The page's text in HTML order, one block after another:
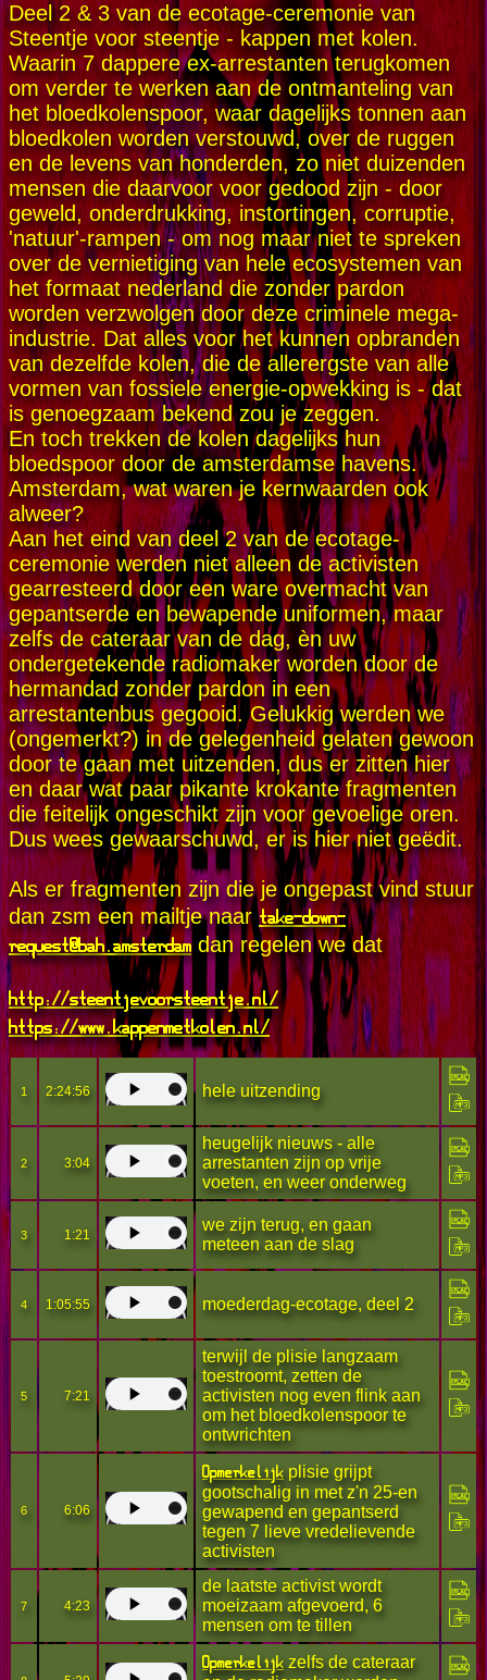
Deel 2 & 3 van de ecotage-ceremonie van
Steentje voor steentje - kappen met kolen.
Waarin 7 dappere ex-arrestanten terugkomen
om verder te werken aan de ontmanteling van
het bloedkolenspoor, waar dagelijks tonnen aan
bloedkolen worden verstouwd, over de ruggen
en de levens van honderden, zo niet duizenden
mensen die daarvoor voor gedood zijn - door
geweld, onderdrukking, instortingen, corruptie,
'natuur'-rampen - om nog maar niet te spreken
over de vernietiging van hele ecosystemen van
het formaat nederland die zonder pardon
worden verzwolgen door deze criminele mega-
industrie. Dat alles voor het kunnen opbranden
van dezelfde kolen, die de allerergste van alle
vormen van fossiele energie-opwekking is - dat
is genoegzaam bekend zou je zeggen.
En toch trekken de kolen dagelijks hun
bloedspoor door de amsterdamse havens.
Amsterdam, wat waren je kernwaarden ook
alweer?
Aan het eind van deel 2 van de ecotage-
ceremonie werden niet alleen de activisten
gearresteerd door een ware overmacht van
gepantserde en bewapende uniformen, maar
zelfs de cateraar van de dag, èn uw
ondergetekende radiomaker worden door de
hermandad zonder pardon in een
arrestantenbus gegooid. Gelukkig werden we
(ongemerkt?) in de gelegenheid gelaten gewoon
door te gaan met uitzenden, dus er zitten hier
en daar wat paar pikante krokante fragmenten
die feitelijk ongeschikt zijn voor gevoelige oren.
Dus wees gewaarschuwd, er is hier niet geëdit.
Als er fragmenten zijn die je ongepast vind stuur
dan zsm een mailtje naartake-down-
request@bah.amsterdam dan regelen we dat
http://steentjevoorsteentje.nl/
https://www.kappenmetkolen.nl/
1 2:24:56 hele uitzending
2 3:04
heugelijk nieuws - alle
arrestanten zijn op vrije
voeten, en weer onderweg
3 1:21
we zijn terug, en gaan
meteen aan de slag
4 1:05:55 moederdag-ecotage, deel 2
5 7:21
terwijl de plisie langzaam
toestroomt, zetten de
activisten nog even flink aan
om het bloedkolenspoor te
ontwrichten
6 6:06
Opmerkelijk plisie grijpt
gootschalig in met z'n 25-en
gewapend en gepantserd
tegen 7 lieve vredelievende
activisten
7 4:23
de laatste activist wordt
moeizaam afgevoerd, 6
mensen om te tillen
Opmerkelijk zelfs de cateraar